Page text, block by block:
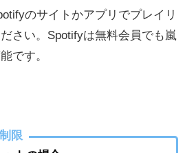
のサイトかアプリでプレイリ
さい。Spotifyは無料会員でも嵐
です。
限